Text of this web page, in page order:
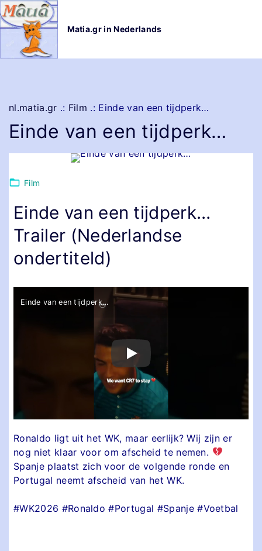
G
a
Matia.gr in Nederlands
nl.matia.gr .: Film .: Einde van een tijdperk…
Einde van een tijdperk…
Film
Einde van een tijdperk…
Trailer (Nederlandse
ondertiteld)
Einde van een tijdperk…
Ronaldo ligt uit het WK, maar eerlijk? Wij zijn er
nog niet klaar voor om afscheid te nemen.
Spanje plaatst zich voor de volgende ronde en
Portugal neemt afscheid van het WK.
#WK2026 #Ronaldo #Portugal #Spanje #Voetbal